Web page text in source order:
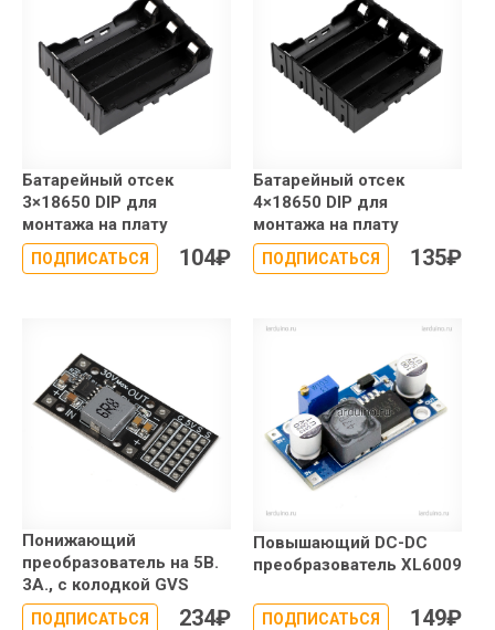
Батарейный отсек
3×18650 DIP для
монтажа на плату
ПОДПИСАТЬСЯ 104₽
Батарейный отсек
4×18650 DIP для
монтажа на плату
ПОДПИСАТЬСЯ 135₽
Понижающий
преобразователь на 5В.
3А., с колодкой GVS
ПОДПИСАТЬСЯ 234₽
Повышающий DC-DC
преобразователь XL6009
ПОДПИСАТЬСЯ 149₽